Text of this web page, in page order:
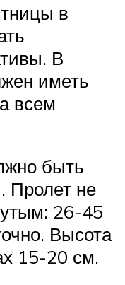
в
В
иметь
всем
быть
Пролет не
26-45
Высота
15-20 см.